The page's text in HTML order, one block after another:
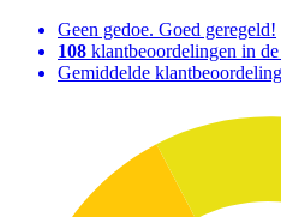
Geen gedoe. Goed geregeld!
108 klantbeoordelingen in de
Gemiddelde klantbeoordeling